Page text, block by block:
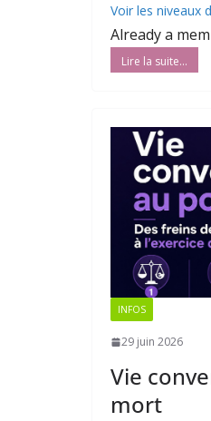
Voir les niveaux
Already a
INFOS
29 juin 2026
Vie
mort